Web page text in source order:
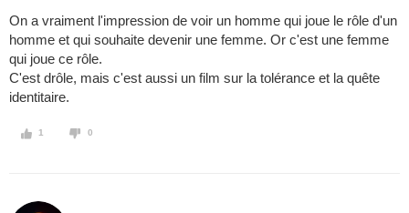
On a vraiment l'impression de voir un homme qui joue le rôle d'un
homme et qui souhaite devenir une femme. Or c'est une femme
qui joue ce rôle.
C'est drôle, mais c'est aussi un film sur la tolérance et la quête
identitaire.
1 0